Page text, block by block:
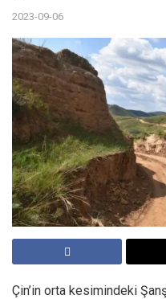
2023-09-06
Çin’in orta kesimindeki